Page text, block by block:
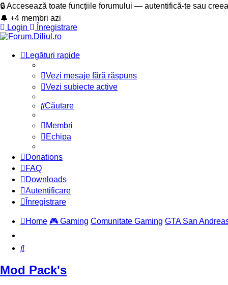
🔒 Accesează toate funcțiile forumului — autentifică-te sau
🔔 +4 membri azi
Login
Înregistrare
Legături rapide
Vezi mesaje fără răspuns
Vezi subiecte active
Căutare
Membri
Echipa
Donations
FAQ
Downloads
Autentificare
Înregistrare
Home 🎮 Gaming Comunitate Gaming GTA San
Căutare
Mod Pack's